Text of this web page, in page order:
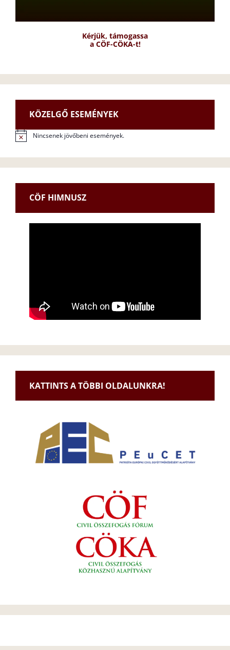
Kérjük, támogassa
a CÖF-CÖKA-t!
KÖZELGŐ ESEMÉNYEK
N
Nincsenek jövőbeni események.
CÖF HIMNUSZ
KATTINTS A TÖBBI OLDALUNKRA!